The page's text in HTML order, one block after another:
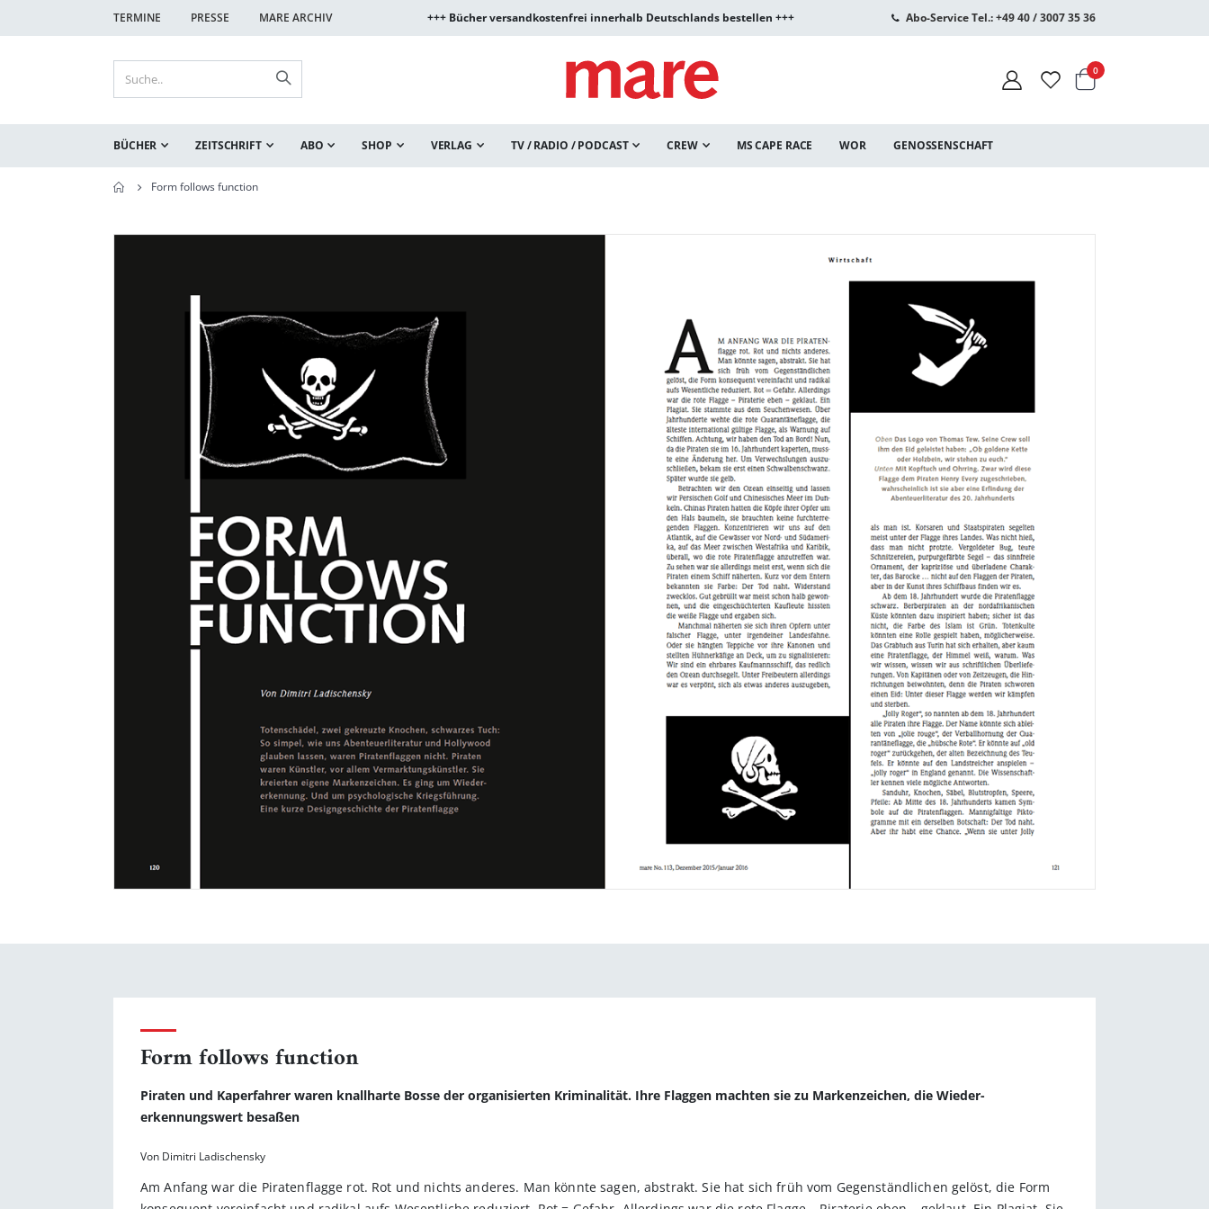
TERMINE PRESSE MARE ARCHIV +++ Bücher versandkostenfrei innerhalb Deutschlands bestellen +++ Abo-Service Tel.: +49 40 / 3007 35 36
Warenkorb
0Artikel
BÜCHER ZEITSCHRIFT ABO SHOP VERLAG TV / RADIO / PODCAST CREW MS CAPE RACE WOR GENOSSENSCHAFT
Form follows function
Form follows function
Piraten und Kaperfahrer waren knallharte Bosse der organisierten Kriminalität. Ihre Flaggen machten sie zu Marken­zeichen, die Wieder­
erkennungswert besaßen
Von Dimitri Ladischensky
Am Anfang war die Piratenflagge rot. Rot und nichts anderes. Man könnte sagen, abstrakt. Sie hat sich früh vom Gegenständlichen gelöst, die Form